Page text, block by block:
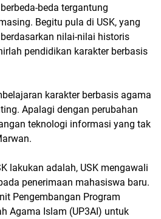
beda tergantung
Begitu pula di USK, yang
nilai-nilai historis
pendidikan karakter berbasis
karakter berbasis agama
Apalagi dengan perubahan
teknologi informasi yang tak
lakukan adalah, USK mengawali
penerimaan mahasiswa baru.
Pengembangan Program
Agama Islam (UP3AI) untuk